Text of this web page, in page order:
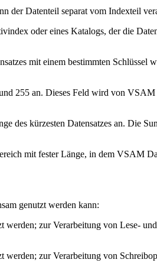
der Datenteil separat vom Indexteil
oder eines Katalogs, der die
mit einem bestimmten Schlüssel
255 an. Dieses Feld wird von
des kürzesten Datensatzes an. Die
mit fester Länge, in dem VSAM
genutzt werden kann:
zur Verarbeitung von Lese-
zur Verarbeitung von